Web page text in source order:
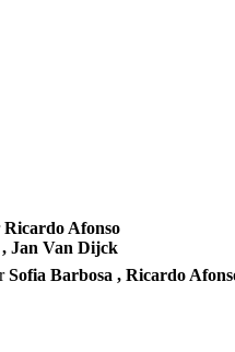
Ricardo Afonso
, Jan Van Dijck
Sofia Barbosa , Ricardo